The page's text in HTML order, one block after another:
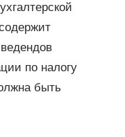
по налогу
быть